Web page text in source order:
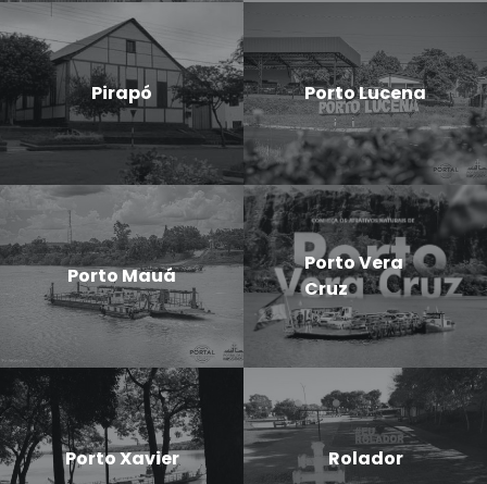
Pirapó Porto Lucena
Porto Mauá
Porto Vera
Cruz
Porto Xavier Rolador